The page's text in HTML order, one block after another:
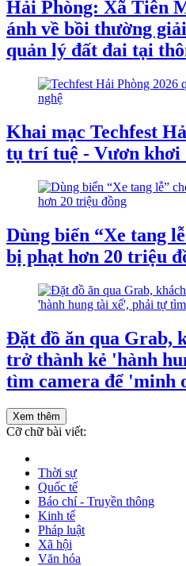
Hải Phòng: Xã Tiên
ánh về bồi thường
quản lý đất đai tại
Khai mạc Techfest
tụ trí tuệ - Vươn khơi
Dùng biển “Xe tang
bị phạt hơn 20 triệu
Đặt đồ ăn qua Grab,
trở thành kẻ 'hành
tìm camera để 'minh
Xem thêm
Cỡ chữ bài viết:
Thời sự
Quốc tế
Báo chí - Truyền thông
Kinh tế
Pháp luật
Xã hội
Văn hóa